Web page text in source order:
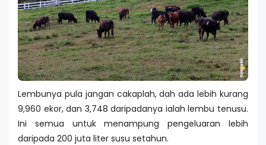
Lembunya pula jangan cakaplah, dah ada lebih kurang
9,960 ekor, dan 3,748 daripadanya ialah lembu tenusu.
Ini semua untuk menampung pengeluaran lebih
daripada 200 juta liter susu setahun.